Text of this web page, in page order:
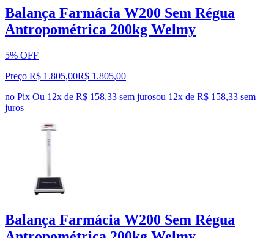
Balança Farmácia W200 Sem Régua
Antropométrica 200kg Welmy
5% OFF
Preço R$ 1.805,00R$ 1.805,00
no Pix Ou 12x de R$ 158,33 sem jurosou 12x de R$ 158,33 sem
juros
Balança Farmácia W200 Sem Régua